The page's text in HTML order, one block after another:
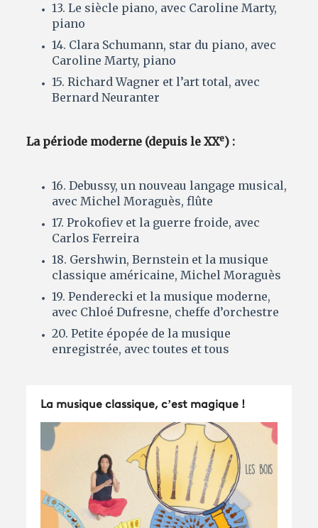
13. Le siècle piano, avec Caroline Marty,
piano
14. Clara Schumann, star du piano, avec
Caroline Marty, piano
15. Richard Wagner et l’art total, avec
Bernard Neuranter
La période moderne (depuis le XXe) :
16. Debussy, un nouveau langage musical,
avec Michel Moraguès, flûte
17. Prokofiev et la guerre froide, avec
Carlos Ferreira
18. Gershwin, Bernstein et la musique
classique américaine, Michel Moraguès
19. Penderecki et la musique moderne,
avec Chloé Dufresne, cheffe d’orchestre
20. Petite épopée de la musique
enregistrée, avec toutes et tous
La musique classique, c’est magique !